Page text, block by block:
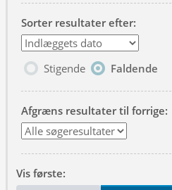
Sorter resultater efter:
Stigende Faldende
Afgræns resultater til forrige:
Vis første: